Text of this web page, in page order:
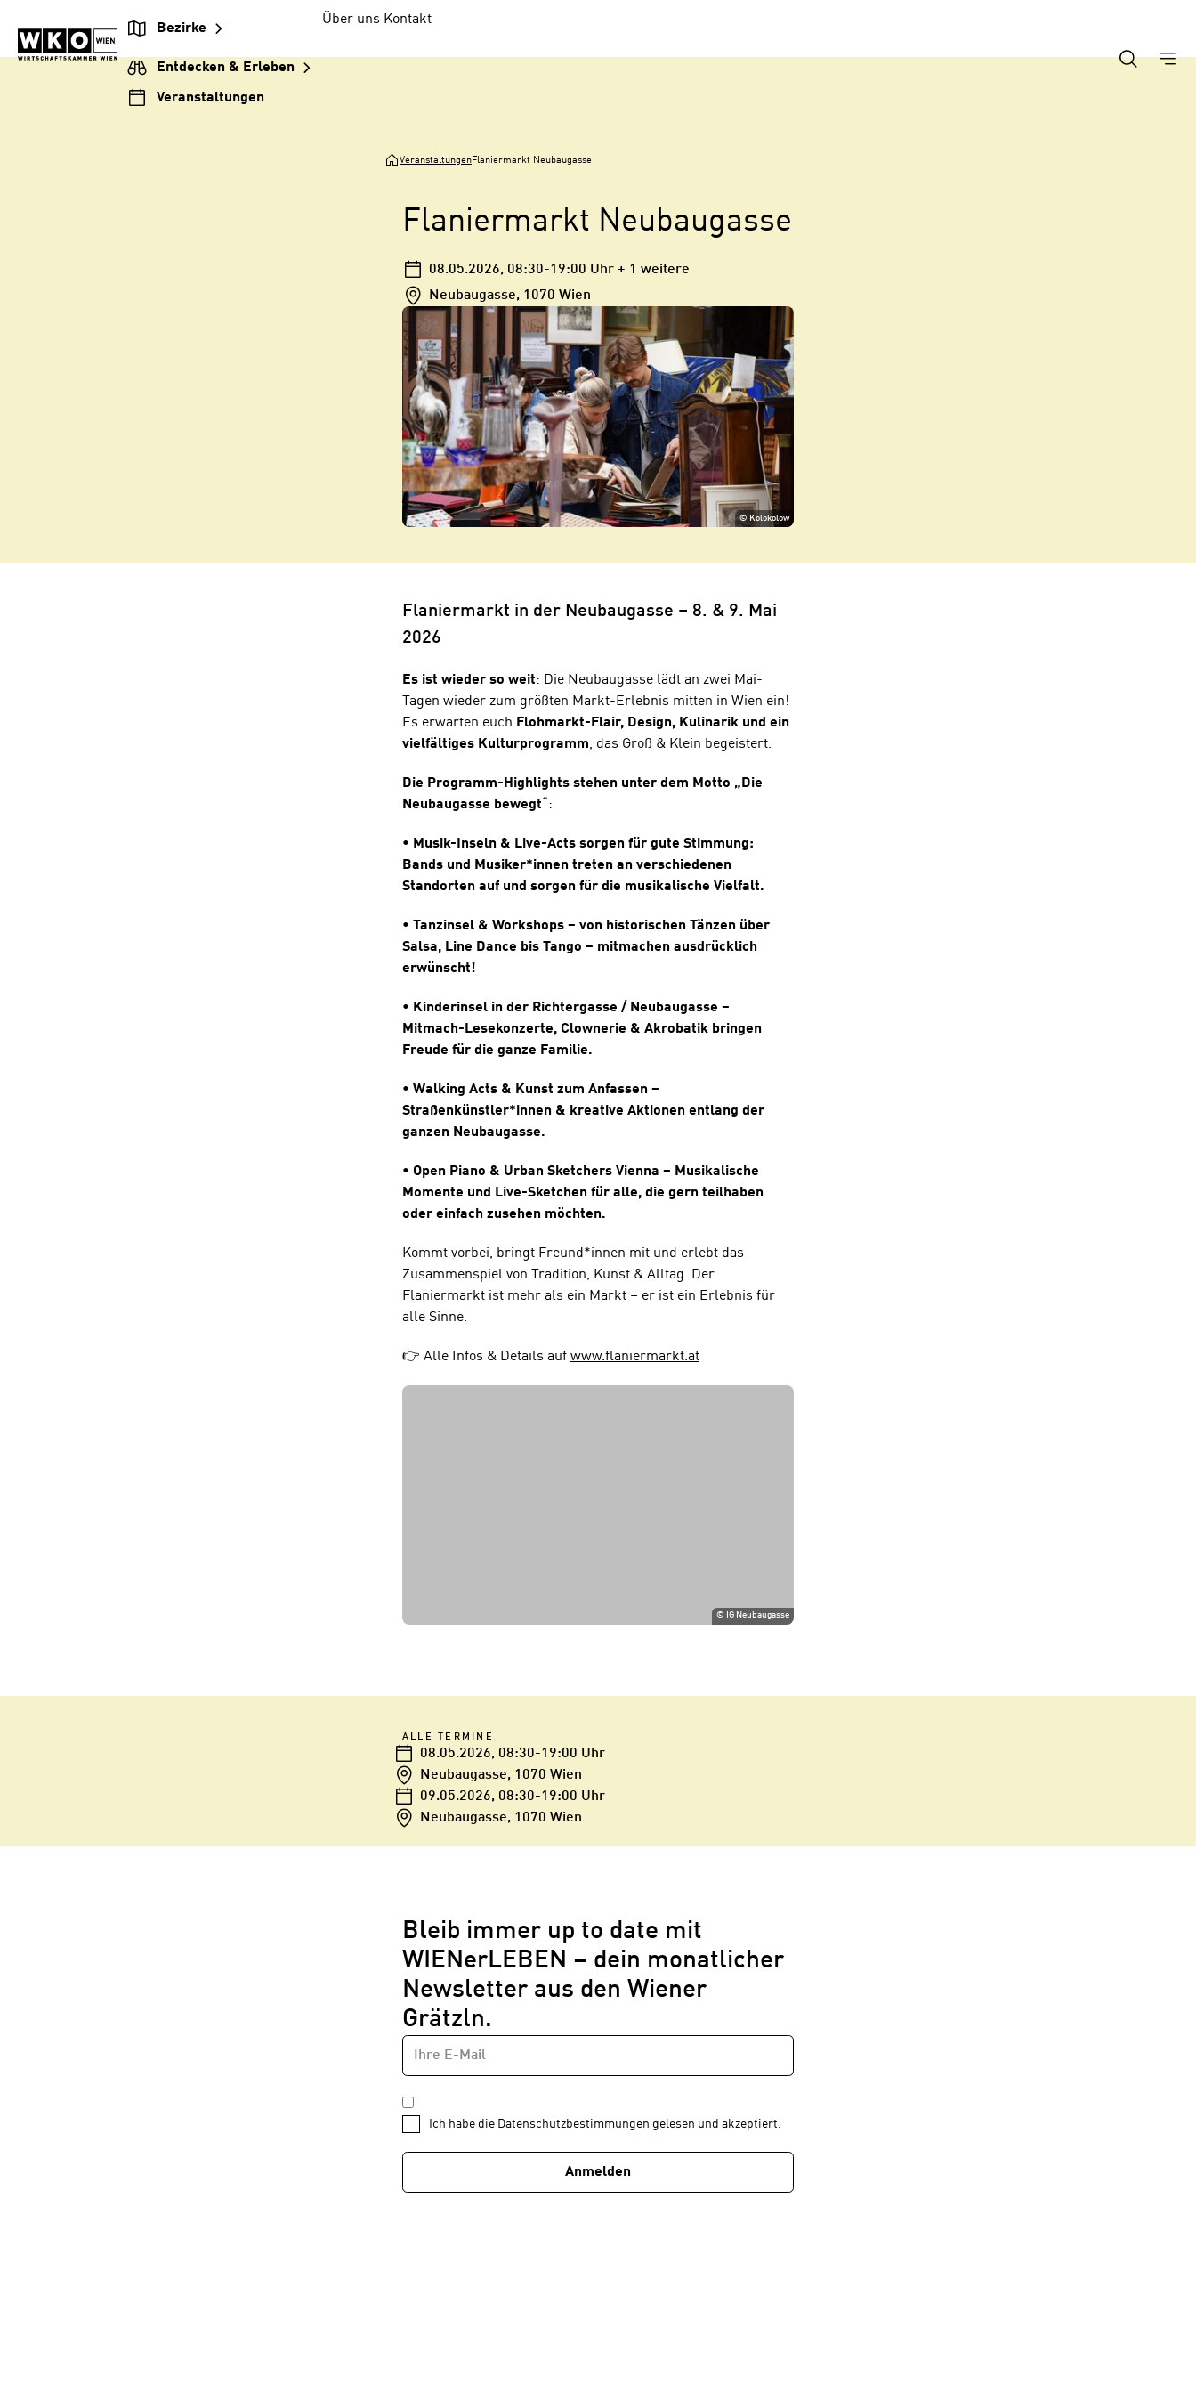
Inhalt
springen
Hauptnavigation
springen
Footer
springen
Bezirke
Entdecken & Erleben
Veranstaltungen
Über uns Kontakt
VeranstaltungenFlaniermarkt Neubaugasse
Flaniermarkt Neubaugasse
08.05.2026, 08:30-19:00 Uhr + 1 weitere
Neubaugasse, 1070 Wien
© Kolokolow
Flaniermarkt in der Neubaugasse – 8. & 9. Mai
2026
Es ist wieder so weit: Die Neubaugasse lädt an zwei Mai-
Tagen wieder zum größten Markt-Erlebnis mitten in Wien ein!
Es erwarten euch Flohmarkt-Flair, Design, Kulinarik und ein
vielfältiges Kulturprogramm, das Groß & Klein begeistert.
Die Programm-Highlights stehen unter dem Motto „Die
Neubaugasse bewegt “:
• Musik-Inseln & Live-Acts sorgen für gute Stimmung:
Bands und Musiker*innen treten an verschiedenen
Standorten auf und sorgen für die musikalische Vielfalt.
• Tanzinsel & Workshops – von historischen Tänzen über
Salsa, Line Dance bis Tango – mitmachen ausdrücklich
erwünscht!
• Kinderinsel in der Richtergasse / Neubaugasse –
Mitmach-Lesekonzerte, Clownerie & Akrobatik bringen
Freude für die ganze Familie.
• Walking Acts & Kunst zum Anfassen –
Straßenkünstler*innen & kreative Aktionen entlang der
ganzen Neubaugasse.
• Open Piano & Urban Sketchers Vienna – Musikalische
Momente und Live-Sketchen für alle, die gern teilhaben
oder einfach zusehen möchten.
Kommt vorbei, bringt Freund*innen mit und erlebt das
Zusammenspiel von Tradition, Kunst & Alltag. Der
Flaniermarkt ist mehr als ein Markt – er ist ein Erlebnis für
alle Sinne.
👉 Alle Infos & Details auf www.flaniermarkt.at
© IG Neubaugasse
ALLE TERMINE
08.05.2026, 08:30-19:00 Uhr
Neubaugasse, 1070 Wien
09.05.2026, 08:30-19:00 Uhr
Neubaugasse, 1070 Wien
Bleib immer up to date mit
WIENerLEBEN – dein monatlicher
Newsletter aus den Wiener
Grätzln.
Newsletter
1
von
1
E-
MAIL-
ADRESSE
DATENSCHUTZBESTIMMUNGEN
*
Ich habe die Datenschutzbestimmungen gelesen und akzeptiert.
Anmelden